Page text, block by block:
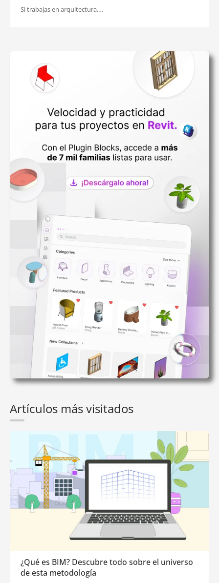
Si trabajas en arquitectura,…
Artículos más visitados
¿Qué es BIM? Descubre todo sobre el universo
de esta metodología